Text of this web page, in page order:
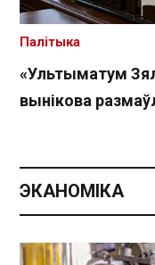
«Ультыматум
вынікова
Палітыка
ЭКАНОМІКА